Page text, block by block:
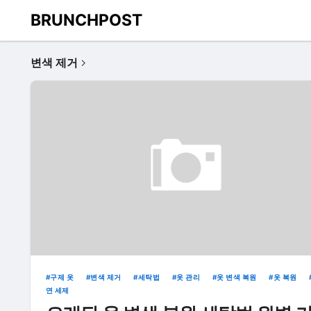
BRUNCHPOST
변색 제거
구제 옷 변색 제거 세탁법 옷 관리 옷 변색 복원
옷 복원
연 세제